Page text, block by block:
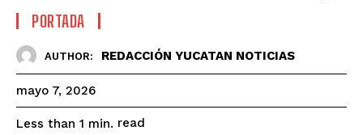
PORTADA
AUTHOR: REDACCIÓN YUCATAN NOTICIAS
mayo 7, 2026
Less than 1 min. read